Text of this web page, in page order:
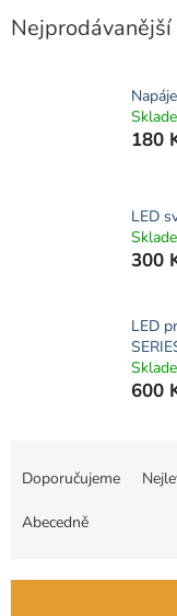
Nejprodávanější
180
LED
300
LED
600
í
Doporučujeme
Abecedně